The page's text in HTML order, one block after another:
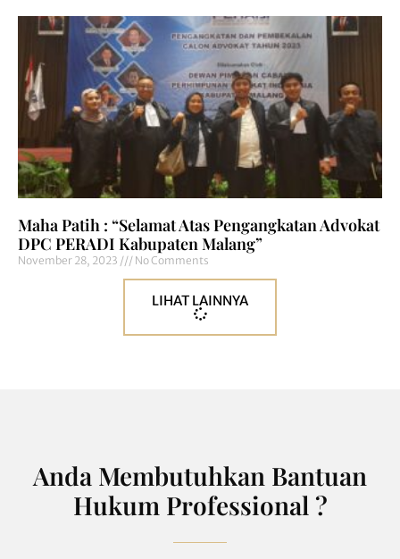
Maha Patih : “Selamat Atas Pengangkatan Advokat
DPC PERADI Kabupaten Malang”
November 28, 2023 No Comments
LIHAT LAINNYA
Anda Membutuhkan Bantuan
Hukum Professional ?